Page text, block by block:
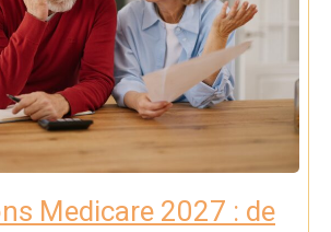
Medicare 2027 : de